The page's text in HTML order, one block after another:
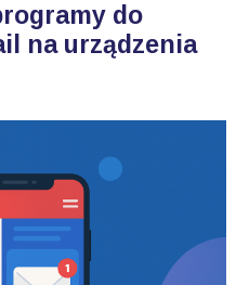
do
na urządzenia